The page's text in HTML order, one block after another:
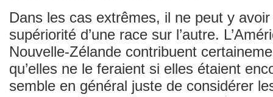
Dans les cas extrêmes, il ne peut y
supériorité d’une race sur l’autre.
Nouvelle-Zélande contribuent
qu’elles ne le feraient si elles étaient
semble en général juste de considérer